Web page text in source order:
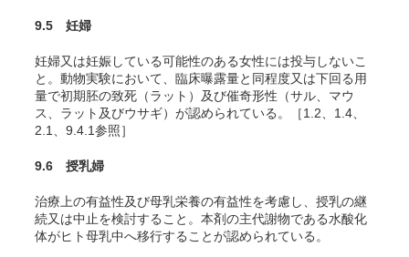
9.5 妊婦
妊婦又は妊娠している可能性のある女性には投与しないこ
と。動物実験において、臨床曝露量と同程度又は下回る用
量で初期胚の致死（ラット）及び催奇形性（サル、マウ
ス、ラット及びウサギ）が認められている 。［1.2、1.4、
2.1、9.4.1参照］
9.6 授乳婦
治療上の有益性及び母乳栄養の有益性を考慮し、授乳の継
続又は中止を検討すること。本剤の主代謝物である水酸化
体がヒト母乳中へ移行することが認められている。